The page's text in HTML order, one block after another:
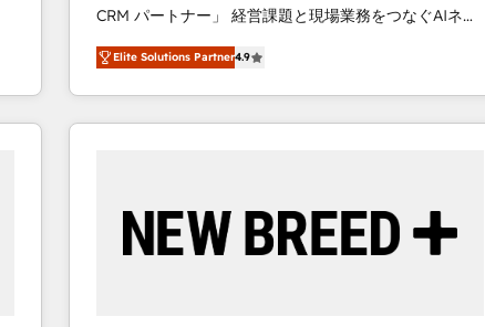
CRM パートナー」 経営課題と現場業務をつなぐAIネイ
ティブ・エージェンシーとして、HubSpot Eliteの実装
力で顧客フロント業務を再設計します。 💡 100inc は何
をする会社か？ HubSpotを共通基盤に、AIエージェン
トを組み込んだ顧客フロント業務（マーケティング・営
を、CRMを軸とした全社共通基盤に再構築します。意
思決定者・PMO・現場担当者に並走します。 1️⃣
Elite Solutions Partner4.9